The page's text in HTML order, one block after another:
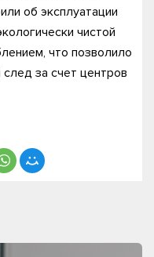
об эксплуатации
чистой
что позволило
за счет центров